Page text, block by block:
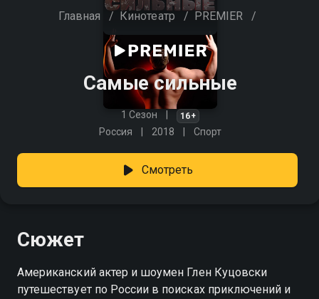
Главная / Кинотеатр / PREMIER /
Самые сильные
1 Сезон 16+
Россия 2018 Спорт
Смотреть
Сюжет
Американский актер и шоумен Глен Куцовски
путешествует по России в поисках приключений и